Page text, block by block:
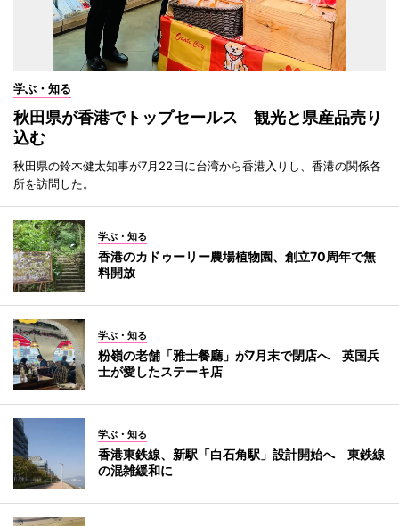
学ぶ・知る
秋田県が香港でトップセールス 観光と県産品売り
込む
秋田県の鈴木健太知事が7月22日に台湾から香港入りし、香港の関係各
所を訪問した。
学ぶ・知る
香港のカドゥーリー農場植物園、創立70周年で無
料開放
学ぶ・知る
粉嶺の老舗「雅士餐廳」が7月末で閉店へ 英国兵
士が愛したステーキ店
学ぶ・知る
香港東鉄線、新駅「白石角駅」設計開始へ 東鉄線
の混雑緩和に